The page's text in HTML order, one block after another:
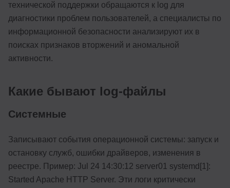
технической поддержки обращаются к log для
диагностики проблем пользователей, а специалисты по
информационной безопасности анализируют их в
поисках признаков вторжений и аномальной
активности.
Какие бывают log-файлы
Системные
Записывают события операционной системы: запуск и
остановку служб, ошибки драйверов, изменения в
реестре. Пример: Jul 24 14:30:12 server01 systemd[1]:
Started Apache HTTP Server. Эти логи критически